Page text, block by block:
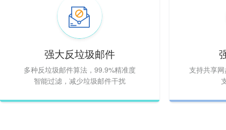
强大反垃圾邮件
多种反垃圾邮件算法，99.9%精准度
智能过滤，减少垃圾邮件干扰
支持共享